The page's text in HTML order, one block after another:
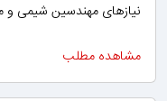
نیازهای مهندسین شیمی‌ و
مشاهده مطلب